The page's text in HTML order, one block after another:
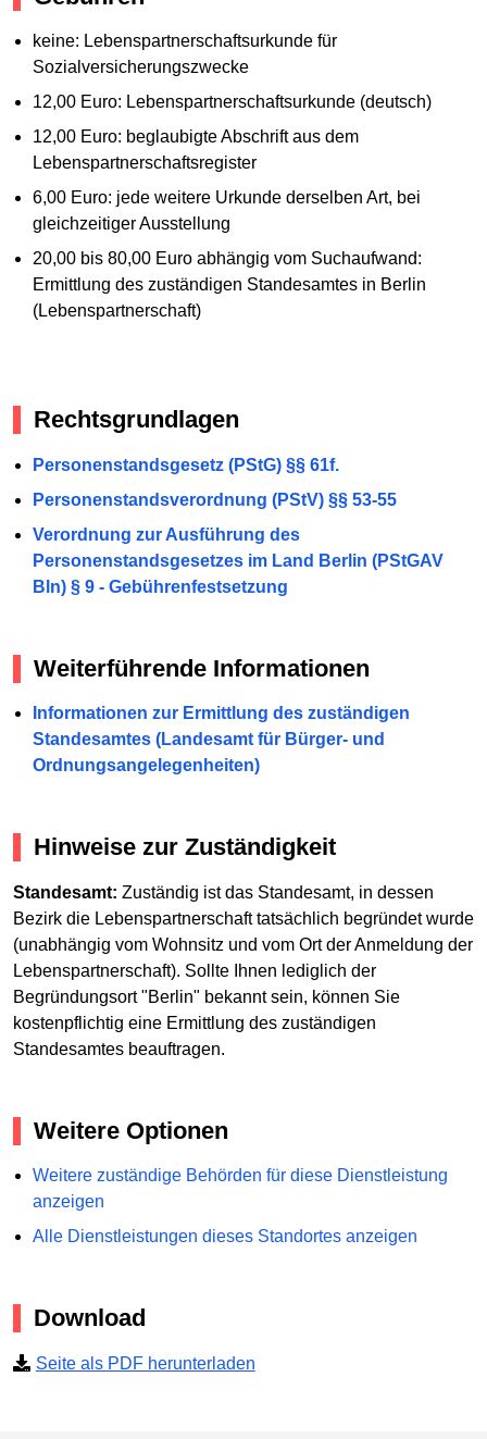
keine: Lebenspartnerschaftsurkunde für
Sozialversicherungszwecke
12,00 Euro: Lebenspartnerschaftsurkunde (deutsch)
12,00 Euro: beglaubigte Abschrift aus dem
Lebenspartnerschaftsregister
6,00 Euro: jede weitere Urkunde derselben Art, bei
gleichzeitiger Ausstellung
20,00 bis 80,00 Euro abhängig vom Suchaufwand:
Ermittlung des zuständigen Standesamtes in Berlin
(Lebenspartnerschaft)
Rechtsgrundlagen
Personenstandsgesetz (PStG) §§ 61f.
Personenstandsverordnung (PStV) §§ 53-55
Verordnung zur Ausführung des
Personenstandsgesetzes im Land Berlin (PStGAV
Bln) § 9 - Gebührenfestsetzung
Weiterführende Informationen
Informationen zur Ermittlung des zuständigen
Standesamtes (Landesamt für Bürger- und
Ordnungsangelegenheiten)
Hinweise zur Zuständigkeit
Standesamt: Zuständig ist das Standesamt, in dessen
Bezirk die Lebenspartnerschaft tatsächlich begründet wurde
(unabhängig vom Wohnsitz und vom Ort der Anmeldung der
Lebenspartnerschaft). Sollte Ihnen lediglich der
Begründungsort "Berlin" bekannt sein, können Sie
kostenpflichtig eine Ermittlung des zuständigen
Standesamtes beauftragen.
Weitere Optionen
Weitere zuständige Behörden für diese Dienstleistung
anzeigen
Alle Dienstleistungen dieses Standortes anzeigen
Download
Seite als PDF herunterladen